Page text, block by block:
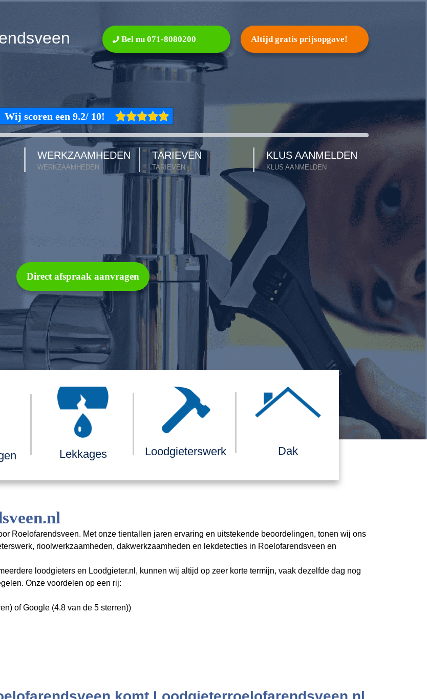
Bel nu 071-8080200 Altijd gratis prijsopgave!
WERKZAAMHEDEN
WERKZAAMHEDEN
TARIEVEN
TARIEVEN
KLUS AANMELDEN
KLUS AANMELDEN
Direct afspraak aanvragen
Lekkages Loodgieterswerk Dak
Roelofarendsveen. Met onze tientallen jaren ervaring en uitstekende beoordelingen, tonen wij ons
rioolwerkzaamheden, dakwerkzaamheden en lekdetecties in Roelofarendsveen en
loodgieters en Loodgieter.nl, kunnen wij altijd op zeer korte termijn, vaak dezelfde dag nog
Onze voordelen op een rij:
of Google (4.8 van de 5 sterren))